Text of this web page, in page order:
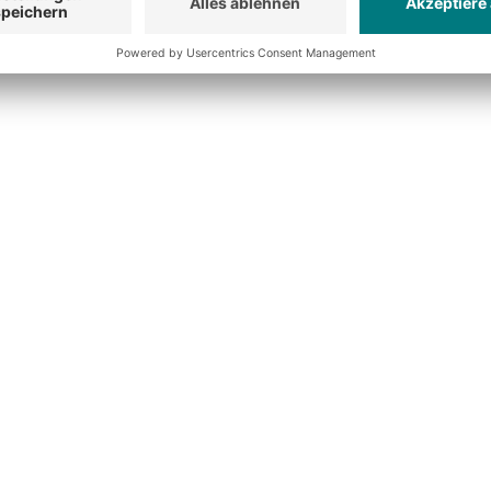
Die Kosten für die benötigten Ressourcen schätzen,
Das Risikomanagement versucht Projektrisiken
umfasst das Einschätzen, Bewerten und Priorisierung